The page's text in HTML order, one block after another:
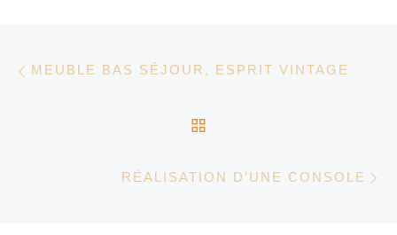
Parcourir les articles
MEUBLE BAS SÉJOUR, ESPRIT VINTAGE
RÉALISATION D’UNE CONSOLE